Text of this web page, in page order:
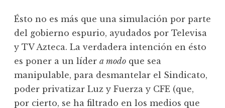
Ésto no es más que una simulación por parte
del gobierno espurio, ayudados por Televisa
y TV Azteca. La verdadera intención en ésto
es poner a un líder a modo que sea
manipulable, para desmantelar el Sindicato,
poder privatizar Luz y Fuerza y CFE (que,
por cierto, se ha filtrado en los medios que